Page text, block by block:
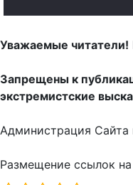
Уважаемые читатели!
Запрещены к
экстремистские
Администрация Сайта
Размещение ссылок